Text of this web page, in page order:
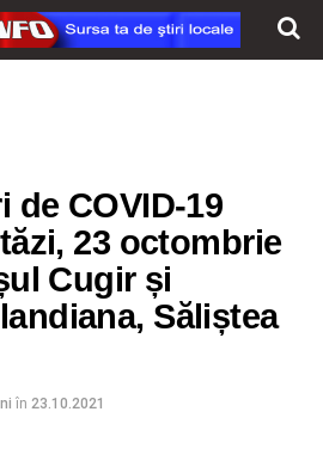
de COVID-19
23 octombrie
Cugir și
Săliștea
în 23.10.2021